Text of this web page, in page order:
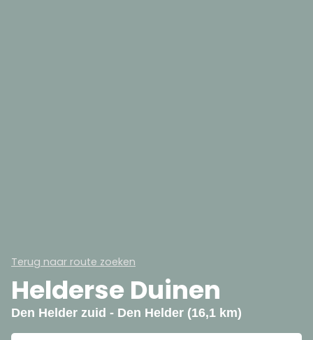
Terug naar route zoeken
Helderse Duinen
Den Helder zuid - Den Helder (16,1 km)